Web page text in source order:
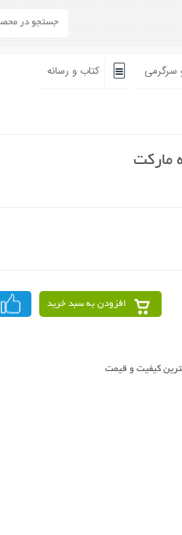
سرگرمی کتاب و رسانه
مارکت
افزودن به سبد خرید
کیفیت و قیمت